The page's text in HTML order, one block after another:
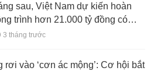
sau, Việt Nam dự kiến hoàn
trình hơn 21.000 tỷ đồng có
lớn nhất thế giới, soán ngôi
3 tháng trước
rơi vào ‘cơn ác mộng’: Cơ hội bắt